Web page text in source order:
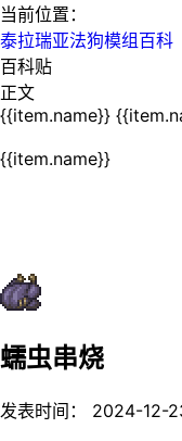
当前位置：
泰拉瑞亚法狗模组百科
百科贴
正文
{{item.name}}
{{item.name}}
蠕虫串烧
发表时间： 2024-12-